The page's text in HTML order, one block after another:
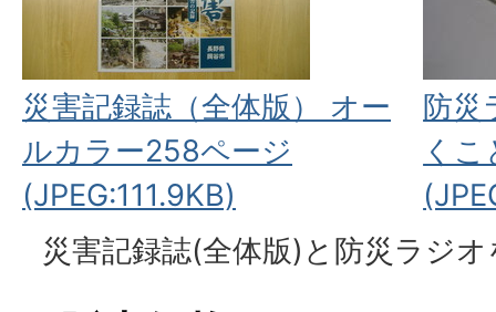
災害記録誌（全体版） オー
ルカラー258ページ
(JPEG:111.9KB)
防災
く
災害記録誌(全体版)と防災ラジ